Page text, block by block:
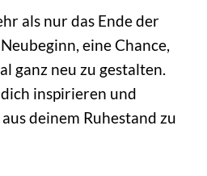
als nur das Ende der
eine Chance,
ganz neu zu gestalten.
inspirieren und
deinem Ruhestand zu